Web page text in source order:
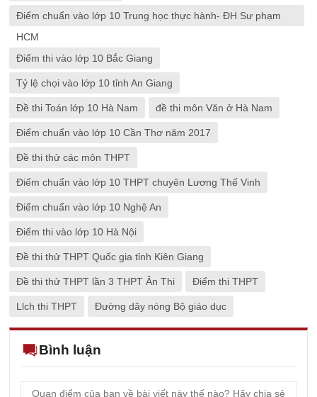
Điểm chuẩn vào lớp 10 Trung học thực hành- ĐH Sư phạm
HCM
Điểm thi vào lớp 10 Bắc Giang
Tỷ lệ chọi vào lớp 10 tỉnh An Giang
Đề thi Toán lớp 10 Hà Nam đề thi môn Văn ở Hà Nam
Điểm chuẩn vào lớp 10 Cần Thơ năm 2017
Đề thi thử các môn THPT
Điểm chuẩn vào lớp 10 THPT chuyên Lương Thế Vinh
Điểm chuẩn vào lớp 10 Nghệ An
Điểm thi vào lớp 10 Hà Nội
Đề thi thử THPT Quốc gia tỉnh Kiên Giang
Đề thi thử THPT lần 3 THPT Ân Thi Điểm thi THPT
Llch thi THPT Đường dây nóng Bộ giáo dục
Bình luận